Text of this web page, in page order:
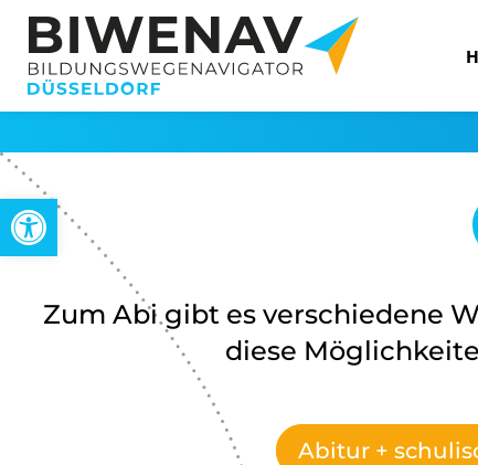
Open toolbar
Zum Abi gibt es verschiedene
diese
Abitur +